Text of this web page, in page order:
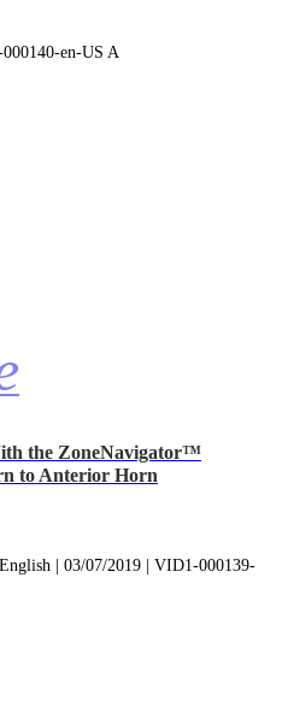
en-US A
the ZoneNavigator™
to Anterior Horn
| 03/07/2019 | VID1-000139-